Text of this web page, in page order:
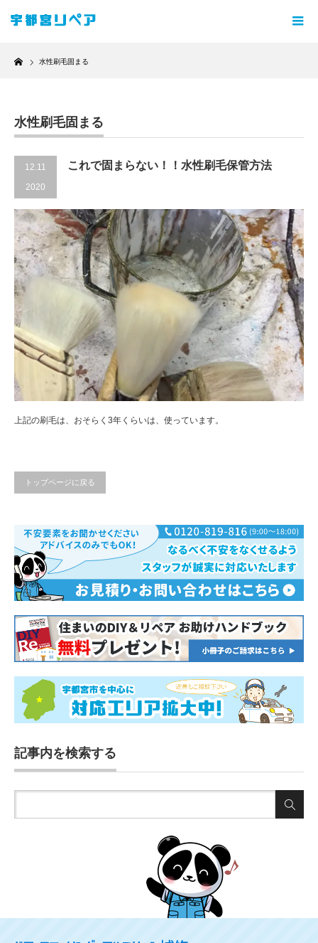
Home
水性刷毛固まる
水性刷毛固まる
12.11
2020
これで固まらない！！水性刷毛保管方法
上記の刷毛は、おそらく3年くらいは、使っています。
トップページに戻る
記事内を検索する